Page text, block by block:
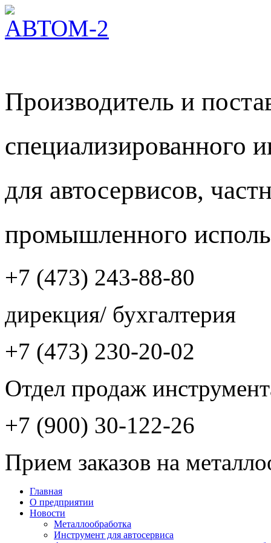
Производитель и
специализированного
для автосервисов,
промышленного
+7 (473) 243-88-80
дирекция/ бухгалтерия
+7 (473) 230-20-02
Отдел продаж
+7 (900) 30-122-26
Прием заказов на
Главная
О предприятии
Новости
Металлообработка
Инструмент для автосервиса